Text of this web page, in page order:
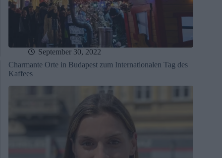
September 30, 2022
Charmante Orte in Budapest zum Internationalen Tag des
Kaffees